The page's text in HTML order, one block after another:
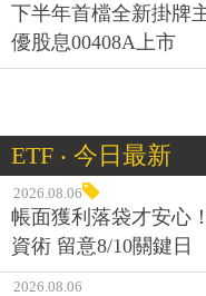
下半年首檔全新掛牌
優股息00408A上市
ETF ‧ 今日最新
2026.08.06
帳面獲利落袋才安心
資術 留意8/10關鍵日
2026.08.06